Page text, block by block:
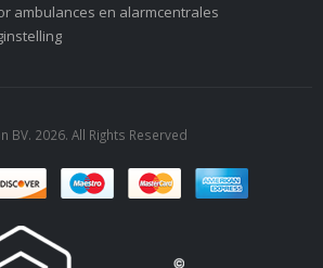
ambulances en alarmcentrales
2026. All Rights Reserved